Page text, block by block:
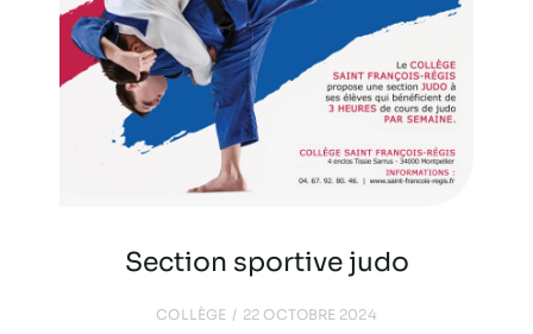
Section sportive judo
COLLÈGE 22 OCTOBRE 2024